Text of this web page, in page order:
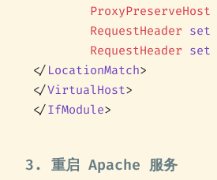
        ProxyPreserveHost
        RequestHeader
set
        RequestHeader
set
</ LocationMatch>
</VirtualHost>
</IfModule>
3. 重启 Apache 服务